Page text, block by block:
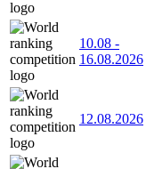
10.08 -
16.08.2026
12.08.2026